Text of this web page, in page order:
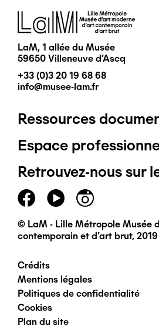
Image
LaM, 1 allée du Musée
59650 Villeneuve d'Ascq
+33 (0)3 20 19 68 68
info@musee-lam.fr
Pied
de
page
principal
Ressources
Espace
Retrouvez-nous sur
© LaM - Lille Métropole Musée
contemporain et d'art brut, 2019
Pied
de
Crédits
Mentions légales
Politiques de confidentialité
Cookies
Plan du site